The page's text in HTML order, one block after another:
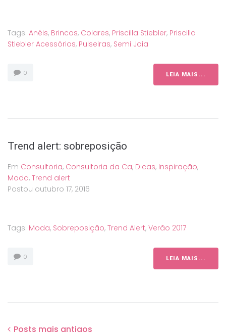
Tags: Anéis, Brincos, Colares, Priscilla Stiebler, Priscilla
Stiebler Acessórios, Pulseiras, Semi Joia
0 LEIA MAIS...
Trend alert: sobreposição
Em Consultoria, Consultoria da Ca, Dicas, Inspiração,
Moda, Trend alert
Postou outubro 17, 2016
Tags: Moda, Sobreposição, Trend Alert, Verão 2017
0 LEIA MAIS...
Posts
Posts mais antigos